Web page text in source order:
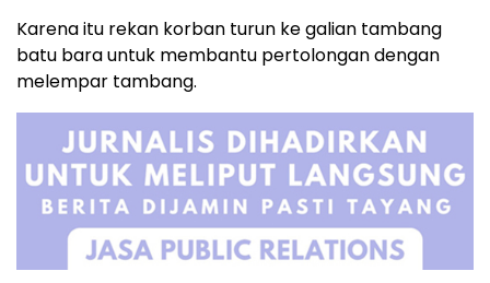
Karena itu rekan korban turun ke galian tambang
batu bara untuk membantu pertolongan dengan
melempar tambang.